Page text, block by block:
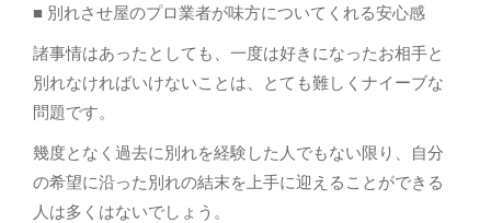
■ 別れさせ屋のプロ業者が味方についてくれる安心感
諸事情はあったとしても、一度は好きになったお相手と
別れなければいけないことは、とても難しくナイーブな
問題です。
幾度となく過去に別れを経験した人でもない限り、自分
の希望に沿った別れの結末を上手に迎えることができる
人は多くはないでしょう。